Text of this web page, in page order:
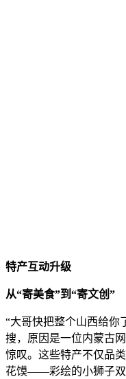
特产互动升级
从“寄美食”到“寄文创”
“大哥快把整个山西给你
搜，原因是一位内蒙古
惊叹。这些特产不仅品
花馍——彩绘的小狮子双